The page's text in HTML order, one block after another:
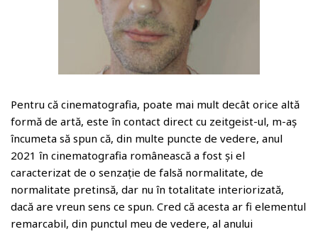
o
m
Pentru că cinematografia, poate mai mult decât orice altă
formă de artă, este în contact direct cu zeitgeist-ul, m-aș
încumeta să spun că, din multe puncte de vedere, anul
2021 în cinematografia românească a fost și el
caracterizat de o senzație de falsă normalitate, de
normalitate pretinsă, dar nu în totalitate interiorizată,
dacă are vreun sens ce spun. Cred că acesta ar fi elementul
remarcabil, din punctul meu de vedere, al anului